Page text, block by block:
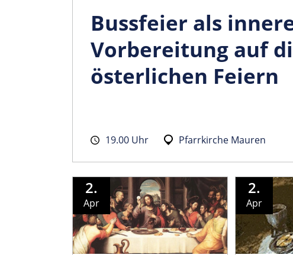
Bussfeier als
Vorbereitung auf
österlichen Feiern
19.00 Uhr Pfarrkirche Mauren
2.
Apr
2.
Apr